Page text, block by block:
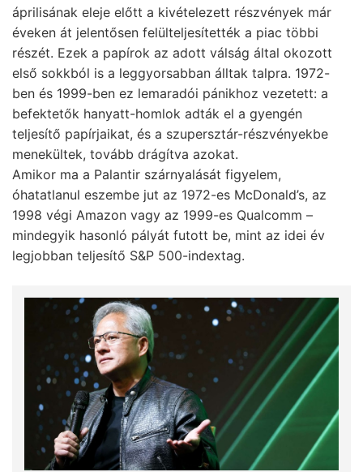
áprilisának eleje előtt a kivételezett részvények már
éveken át jelentősen felülteljesítették a piac többi
részét. Ezek a papírok az adott válság által okozott
első sokkból is a leggyorsabban álltak talpra. 1972-
ben és 1999-ben ez lemaradói pánikhoz vezetett: a
befektetők hanyatt-homlok adták el a gyengén
teljesítő papírjaikat, és a szupersztár-részvényekbe
menekültek, tovább drágítva azokat.
Amikor ma a Palantir szárnyalását figyelem,
óhatatlanul eszembe jut az 1972-es McDonald’s, az
1998 végi Amazon vagy az 1999-es Qualcomm –
mindegyik hasonló pályát futott be, mint az idei év
legjobban teljesítő S&P 500-indextag.